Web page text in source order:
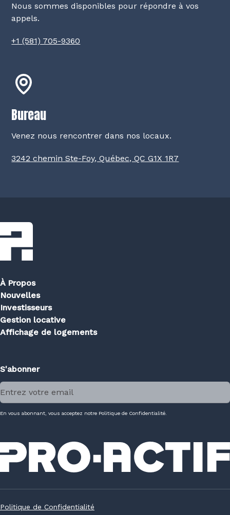
Nous sommes disponibles pour répondre à vos
appels.
+1 (581) 705-9360
Bureau
Venez nous rencontrer dans nos locaux.
3242 chemin Ste-Foy, Québec, QC G1X 1R7
À Propos
Nouvelles
Investisseurs
Gestion locative
Affichage de logements
S'abonner
En vous abonnant, vous acceptez notre Politique de Confidentialité.
Politique de Confidentialité